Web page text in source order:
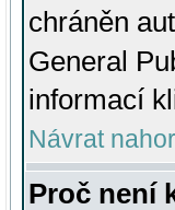
chráněn
General
informací
Návrat
Proč není